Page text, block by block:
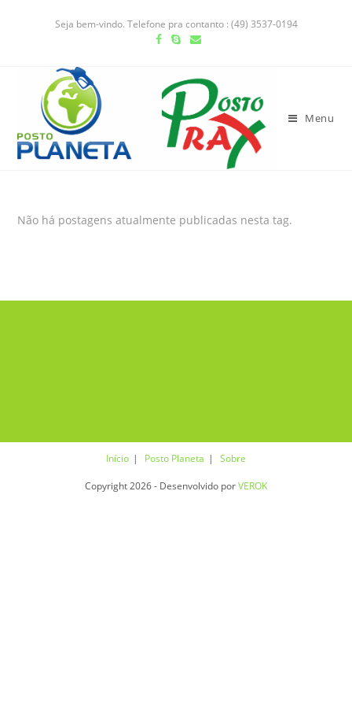
Seja bem-vindo. Telefone pra contanto : (49) 3537-0194
Menu
Não há postagens atualmente publicadas nesta tag.
Início Posto Planeta Sobre
Copyright 2026 - Desenvolvido porVEROK